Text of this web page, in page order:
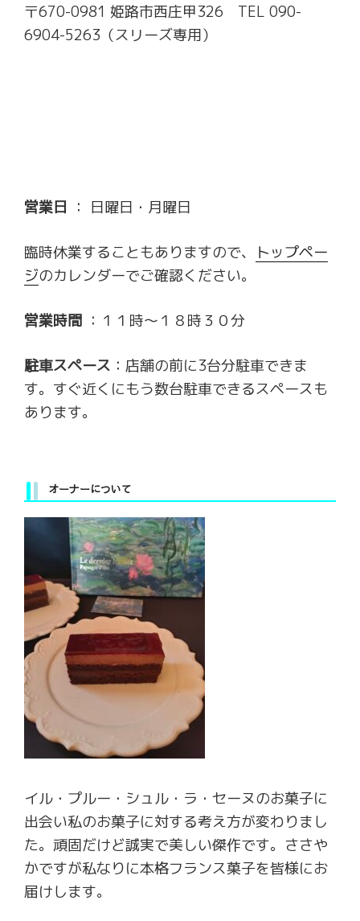
〒670-0981 姫路市西庄甲326 TEL 090-
6904-5263（スリーズ専用）
営業日 ： 日曜日・月曜日
臨時休業することもありますので、
トップペー
ジのカレンダーでご確認ください。
営業時間 ：１１時～１８時３０分
駐車スペース ：店舗の前に3台分駐車できま
す。すぐ近くにもう数台駐車できるスペースも
あります。
オーナーについて
イル・プルー・シュル・ラ・セーヌのお菓子に
出会い私のお菓子に対する考え方が変わりまし
た。頑固だけど誠実で美しい傑作です。ささや
かですが私なりに本格フランス菓子を皆様にお
届けします。